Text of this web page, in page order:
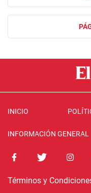
INICIO
INFORMACIÓN GENERAL
Términos y